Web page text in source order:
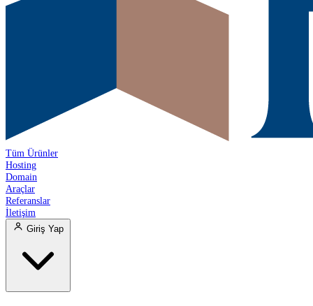
Tüm Ürünler
Hosting
Domain
Araçlar
Referanslar
İletişim
Giriş Yap